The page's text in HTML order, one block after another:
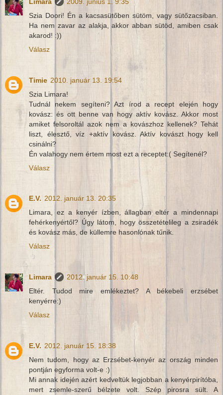
Szia Doori! Én a kacsasütőben sütöm, vagy sütőzacsiban.
Ha nem zavar az alakja, akkor abban sütöd, amiben csak
akarod! :))
Válasz
Timie 2010. január 13. 19:54
Szia Limara!
Tudnál nekem segíteni? Azt írod a recept elején hogy
kovász: és ott benne van hogy aktív kovász. Akkor most
amiket felsoroltál azok nem a kovászhoz kellenek? Tehát
liszt, élesztő, víz +aktív kovász. Aktív kovászt hogy kell
csinálni?
Én valahogy nem értem most ezt a receptet:( Segítenél?
Válasz
E.V. 2012. január 13. 20:35
Limara, ez a kenyér ízben, állagban eltér a mindennapi
fehérkenyértől? Úgy látom, hogy összetételileg a zsiradék
és kovász más, de küllemre hasonlónak tűnik.
Válasz
Limara
2012. január 15. 10:48
Eltér. Tudod mire emlékeztet? A békebeli erzsébet
kenyérre:)
Válasz
E.V. 2012. január 15. 18:38
Nem tudom, hogy az Erzsébet-kenyér az ország minden
pontján egyforma volt-e :)
Mi annak idején azért kedveltük legjobban a kenyérpirítóba,
mert zsemle-szerű bélzete volt. Szép pirosra sült. A